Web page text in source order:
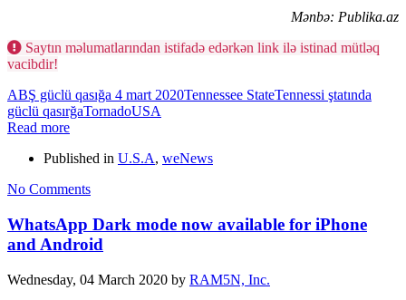
Mənbə: Publika.az
Saytın məlumatlarından istifadə edərkən link ilə istinad mütləq
vacibdir!
ABŞ güclü qasığa 4 mart 2020Tennessee StateTennessi ştatında
güclü qasırğaTornadoUSA
Read more
Published in U.S.A, weNews
No Comments
WhatsApp Dark mode now available for iPhone
and Android
Wednesday, 04 March 2020 by RAM5N, Inc.